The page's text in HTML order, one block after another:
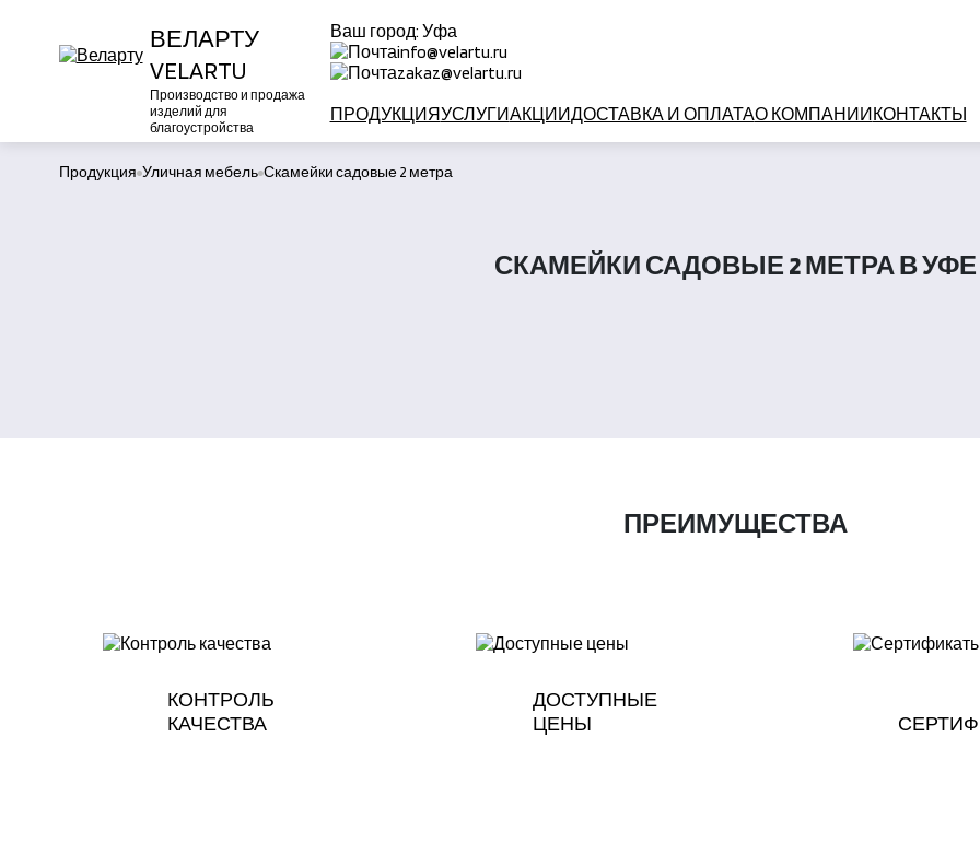
ВЕЛАРТУ
VELARTU
Производство и продажа
изделий для
благоустройства
Ваш город: Уфа
info@velartu.ru
zakaz@velartu.ru
ПРОДУКЦИЯУСЛУГИАКЦИИДОСТАВКА И ОПЛАТАО КОМПАНИИКОНТАКТЫ
Продукция Уличная мебель Скамейки садовые 2 метра
СКАМЕЙКИ САДОВЫЕ 2 МЕТРА В УФЕ
ПРЕИМУЩЕСТВА
КОНТРОЛЬ
КАЧЕСТВА
ДОСТУПНЫЕ
ЦЕНЫ